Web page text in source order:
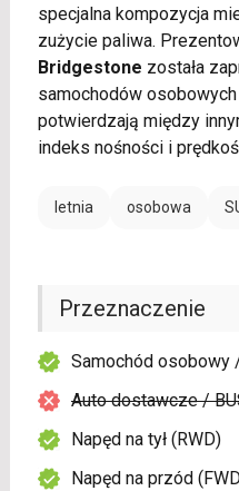
specjalna kompozycja
zużycie paliwa.
Bridgestone została
samochodów
potwierdzają między
indeks nośności i
letnia osobowa
Przeznaczenie
Samochód osobowy
Auto dostawcze /
Napęd na tył (RWD)
Napęd na przód